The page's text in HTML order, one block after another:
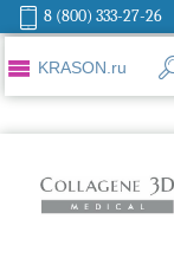
8 (800) 333-27-26
KRASON.ru